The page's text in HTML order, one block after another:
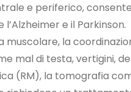
e periferico,
e il Parkinson.
la
di testa, vertigini,
(RM), la tomografia